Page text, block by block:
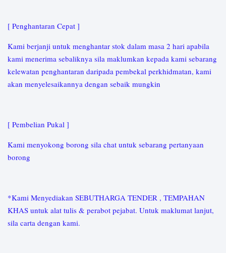
[ Penghantaran Cepat ]
Kami berjanji untuk menghantar stok dalam masa 2 hari apabila
kami menerima sebaliknya sila maklumkan kepada kami sebarang
kelewatan penghantaran daripada pembekal perkhidmatan, kami
akan menyelesaikannya dengan sebaik mungkin
[ Pembelian Pukal ]
Kami menyokong borong sila chat untuk sebarang pertanyaan
borong
*Kami Menyediakan SEBUTHARGA TENDER , TEMPAHAN
KHAS untuk alat tulis & perabot pejabat. Untuk maklumat lanjut,
sila carta dengan kami.